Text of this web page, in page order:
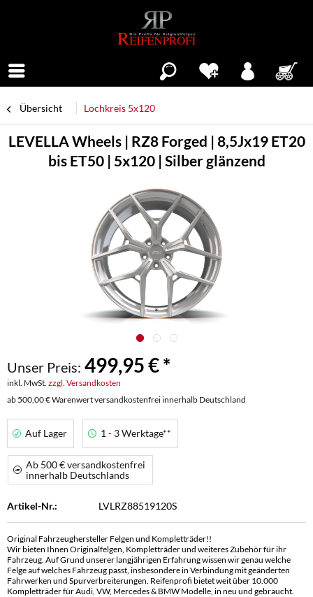
Übersicht Lochkreis 5x120
LEVELLA Wheels | RZ8 Forged | 8,5Jx19 ET20
bis ET50 | 5x120 | Silber glänzend
Unser Preis: 499,95 € *
inkl. MwSt. zzgl. Versandkosten
ab 500,00 € Warenwert versandkostenfrei innerhalb Deutschland
Auf Lager 1 - 3 Werktage**
Ab 500 € versandkostenfrei
innerhalb Deutschlands
Artikel-Nr.: LVLRZ88519120S
Original Fahrzeughersteller Felgen und Kompletträder!!
Wir bieten Ihnen Originalfelgen, Kompletträder und weiteres Zubehör für ihr
Fahrzeug. Auf Grund unserer langjährigen Erfahrung wissen wir genau welche
Felge auf welches Fahrzeug passt, insbesondere in Verbindung mit geänderten
Fahrwerken und Spurverbreiterungen. Reifenprofi bietet weit über 10.000
Kompletträder für Audi, VW, Mercedes & BMW Modelle, in neu und gebraucht.